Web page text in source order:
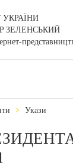
ЗЕЛЕНСЬКИЙ
Укази